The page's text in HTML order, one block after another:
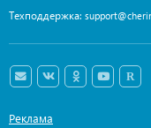
Техподдержка:
Реклама